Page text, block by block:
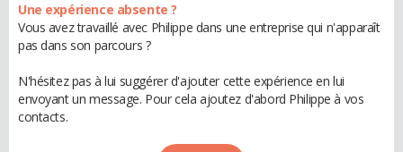
Une expérience absente ?
Vous avez travaillé avec Philippe dans une entreprise qui n'apparaît
pas dans son parcours ?
N'hésitez pas à lui suggérer d'ajouter cette expérience en lui
envoyant un message. Pour cela ajoutez d'abord Philippe à vos
contacts.